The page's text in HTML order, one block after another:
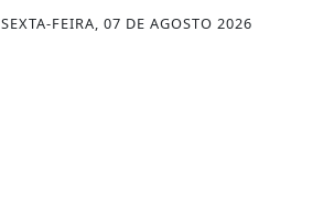
SEXTA-FEIRA, 07 DE AGOSTO 2026